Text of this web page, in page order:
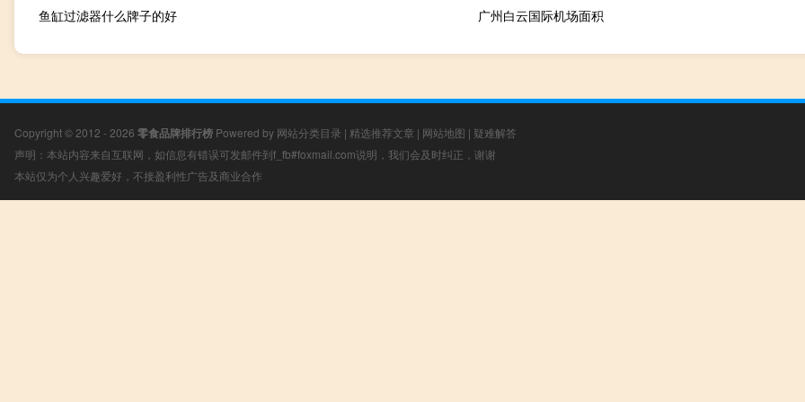
鱼缸过滤器什么牌子的好 广州白云国际机场面积
Copyright © 2012 - 2026 零食品牌排行榜 Powered by 网站分类目录 | 精选推荐文章 | 网站地图 | 疑难解答
声明：本站内容来自互联网，如信息有错误可发邮件到f_fb#foxmail.com说明，我们会及时纠正，谢谢
本站仅为个人兴趣爱好，不接盈利性广告及商业合作